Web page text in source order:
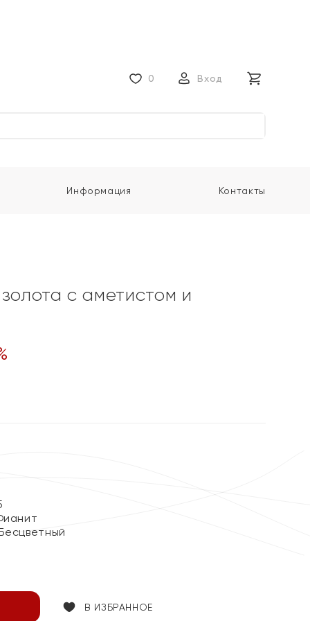
0 Вход
Информация Контакты
с аметистом и
В ИЗБРАННОЕ